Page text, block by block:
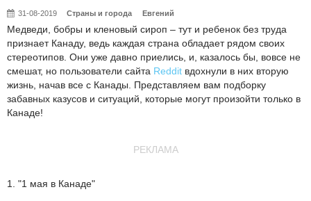
31-08-2019 Страны и города Евгений
Медведи, бобры и кленовый сироп – тут и ребенок без труда
признает Канаду, ведь каждая страна обладает рядом своих
стереотипов. Они уже давно приелись, и, казалось бы, вовсе не
смешат, но пользователи сайта Reddit вдохнули в них вторую
жизнь, начав все с Канады. Представляем вам подборку
забавных казусов и ситуаций, которые могут произойти только в
Канаде!
РЕКЛАМА
1. "1 мая в Канаде"